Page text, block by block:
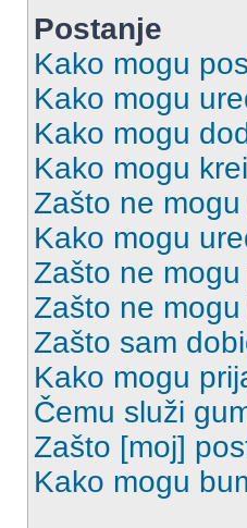
Postanje
Kako mogu
Kako mogu
Kako mogu
Kako mogu
Zašto ne
Kako mogu
Zašto ne
Zašto ne
Zašto sam
Kako mogu
Čemu služi
Zašto [moj]
Kako mogu